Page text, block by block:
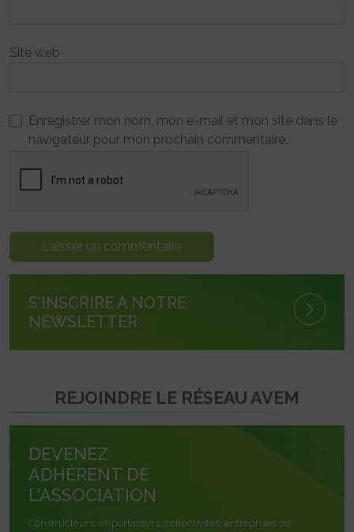
Site web
Enregistrer mon nom, mon e-mail et mon site dans le
navigateur pour mon prochain commentaire.
S'INSCRIRE À NOTRE
NEWSLETTER
REJOINDRE LE RÉSEAU AVEM
DEVENEZ
ADHÉRENT DE
L'ASSOCIATION
Constructeurs, importateurs, collectivités, entreprises ou